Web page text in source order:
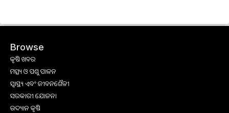
Browse
କୃଷି ଖବର
ମତ୍ସ୍ୟ ଓ ପଶୁ ପାଳନ
ସ୍ୱାସ୍ଥ୍ୟ ଏବଂ ଜୀବନଶୈଳୀ
ସରକାରୀ ଯୋଜନା
ଉଦ୍ୟାନ କୃଷି